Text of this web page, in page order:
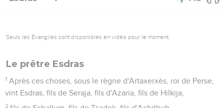
Seuls les Évangiles sont disponibles en vidéo pour le moment.
Le prêtre Esdras
1 Après ces choses, sous le règne d'Artaxerxès, roi de Perse,
vint Esdras, fils de Seraja, fils d'Azaria, fils de Hilkija,
2